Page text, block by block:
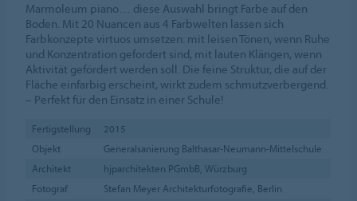
Marmoleum piano… diese Auswahl bringt Farbe auf den
Boden. Mit 20 Nuancen aus 4 Farbwelten lassen sich
Farbkonzepte virtuos umsetzen: mit leisen Tönen, wenn Ruhe
und Konzentration gefordert sind, mit lauten Klängen, wenn
Aktivität gefördert werden soll. Die feine Struktur, die auf der
Fläche einfarbig erscheint, wirkt zudem schmutzverbergend.
– Perfekt für den Einsatz in einer Schule!
Fertigstellung
2015
Objekt
Generalsanierung Balthasar-Neumann-Mittelschule
Architekt
hjparchitekten PGmbB, Würzburg
Fotograf
Stefan Meyer Architekturfotografie, Berlin